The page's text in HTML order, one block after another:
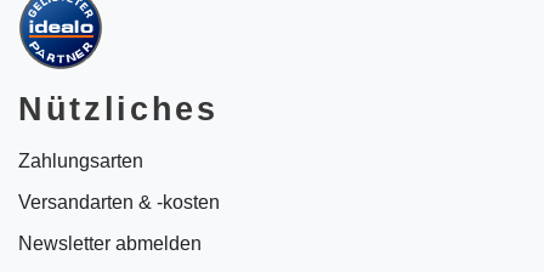
Nützliches
Zahlungsarten
Versandarten & -kosten
Newsletter abmelden